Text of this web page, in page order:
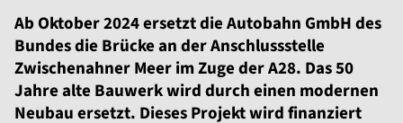
Ab Oktober 2024 ersetzt die Autobahn GmbH des
Bundes die Brücke an der Anschlussstelle
Zwischenahner Meer im Zuge der A28. Das 50
Jahre alte Bauwerk wird durch einen modernen
Neubau ersetzt. Dieses Projekt wird finanziert